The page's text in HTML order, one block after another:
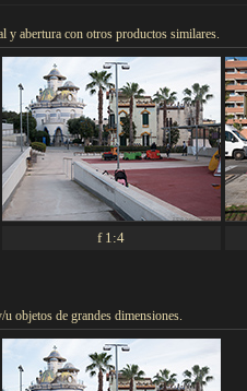
y abertura con otros productos similares.
f 1:4
objetos de grandes dimensiones.